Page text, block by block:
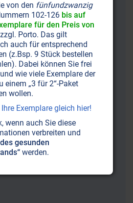
wie gefährlich 5G
Whitepaper der
den Verdacht nahe, dass
für 5G geopfert werden sollen:
in der Weltgeschichte“
Ende?
alle zweihundert Meter
Satelliten sollen jeden
ab 2020 mit einer
überziehen.
schlagen Alarm: Es wird
auf dem Planeten bedeuten!
Mikrowellenherd ohne
von den fünfundzwanzig
102-126 bis auf
für den Preis von
zzgl. Porto. Das gilt
auch für entsprechend
(z.Bsp. 9 Stück bestellen
Dabei können Sie frei
wie viele Exemplare der
einem „3 für 2“-Paket
wollen.
Exemplare gleich hier!
wenn auch Sie diese
verbreiten und
gesunden
werden.